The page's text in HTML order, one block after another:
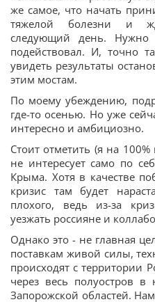
же самое, что начать
тяжелой болезни и
следующий день. Нужно
подействовал. И, точно
увидеть результаты
этим мостам.
По моему убеждению,
где-то осенью. Но уже
интересно и амбициозно.
Стоит отметить (я на
не интересует само по
Крыма. Хотя в качестве
кризис там будет
плохого, ведь из-за
уезжать россияне и
Однако это - не главная
поставкам живой силы,
происходят с территории
через весь полуостров в
Запорожской областей.